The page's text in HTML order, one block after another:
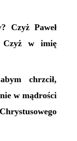
Czyż Paweł
Czyż w imię
chrzcił,
w mądrości